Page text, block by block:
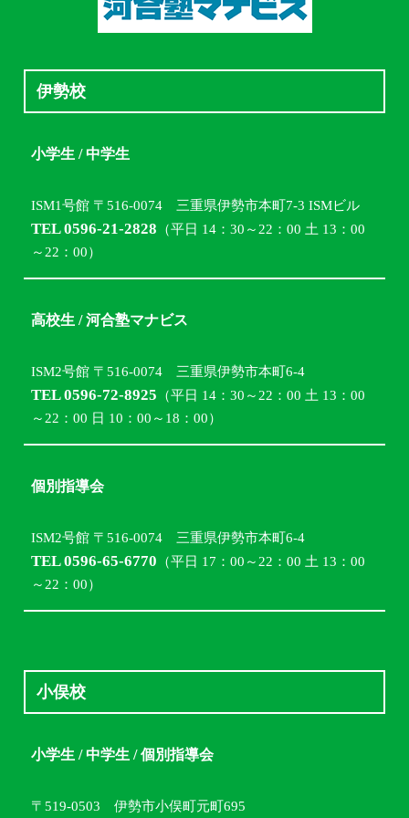
伊勢校
小学生 / 中学生
ISM1号館 〒516-0074 三重県伊勢市本町7-3 ISMビル
TEL 0596-21-2828 （平日 14：30～22：00 土 13：00
～22：00）
高校生 / 河合塾マナビス
ISM2号館 〒516-0074 三重県伊勢市本町6-4
TEL 0596-72-8925 （平日 14：30～22：00 土 13：00
～22：00 日 10：00～18：00）
個別指導会
ISM2号館 〒516-0074 三重県伊勢市本町6-4
TEL 0596-65-6770 （平日 17：00～22：00 土 13：00
～22：00）
小俣校
小学生 / 中学生 / 個別指導会
〒519-0503 伊勢市小俣町元町695